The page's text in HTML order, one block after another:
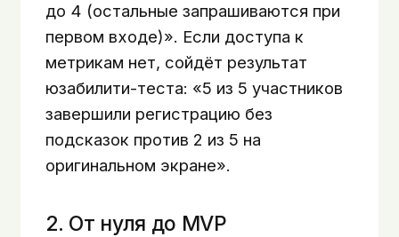
до 4 (остальные запрашиваются при
первом входе)». Если доступа к
метрикам нет, сойдёт результат
юзабилити-теста: «5 из 5 участников
завершили регистрацию без
подсказок против 2 из 5 на
оригинальном экране».
2. От нуля до MVP